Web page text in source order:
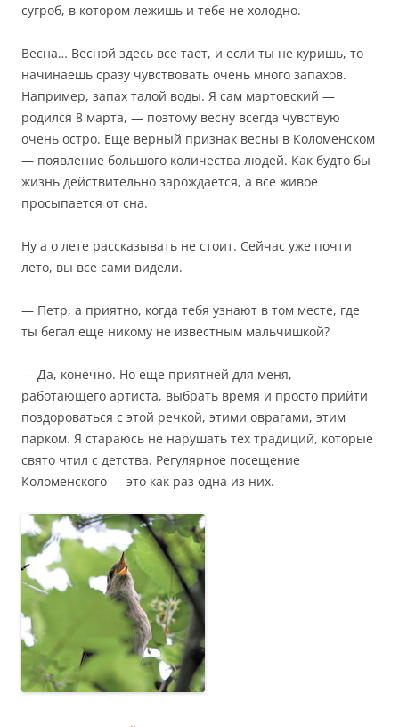
сугроб, в котором лежишь и тебе не холодно.
Весна… Весной здесь все тает, и если ты не куришь, то
начинаешь сразу чувствовать очень много запахов.
Например, запах талой воды. Я сам мартовский —
родился 8 марта, — поэтому весну всегда чувствую
очень остро. Еще верный признак весны в Коломенском
— появление большого количества людей. Как будто бы
жизнь действительно зарождается, а все живое
просыпается от сна.
Ну а о лете рассказывать не стоит. Сейчас уже почти
лето, вы все сами видели.
— Петр, а приятно, когда тебя узнают в том месте, где
ты бегал еще никому не известным мальчишкой?
— Да, конечно. Но еще приятней для меня,
работающего артиста, выбрать время и просто прийти
поздороваться с этой речкой, этими оврагами, этим
парком. Я стараюсь не нарушать тех традиций, которые
свято чтил с детства. Регулярное посещение
Коломенского — это как раз одна из них.